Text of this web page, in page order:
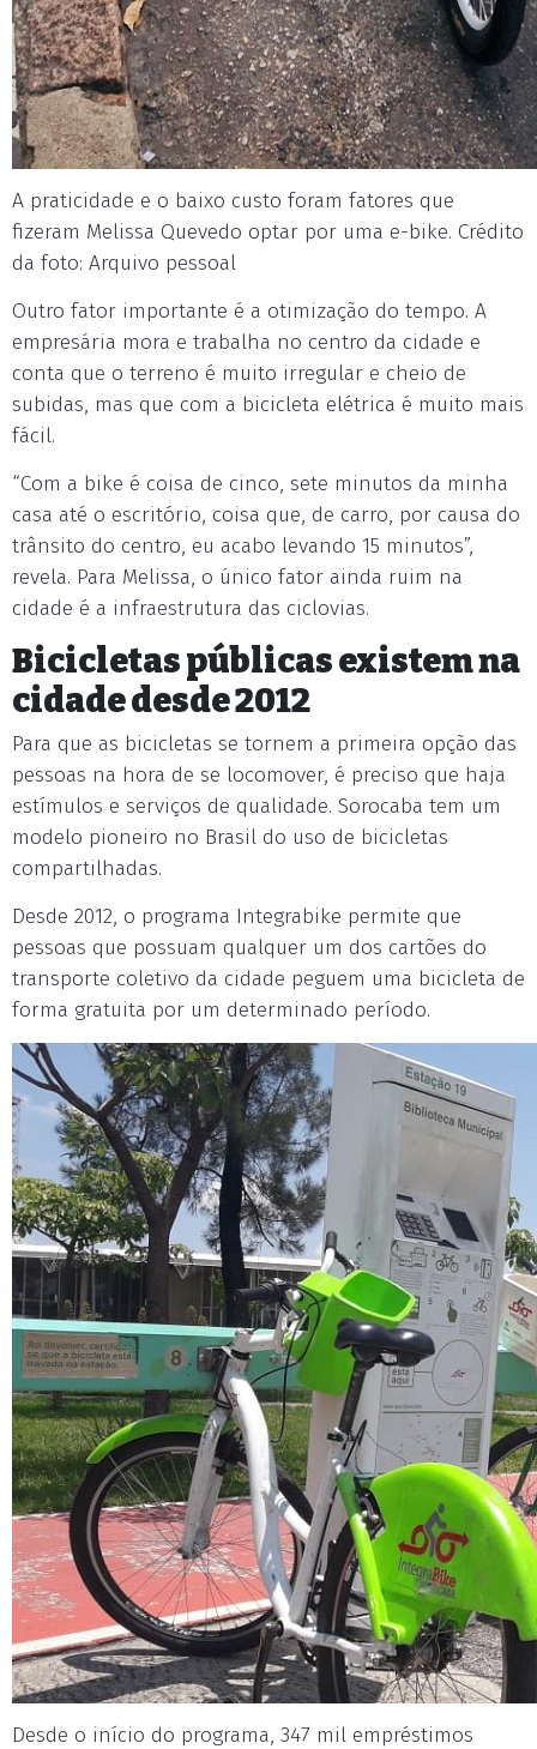
A praticidade e o baixo custo foram fatores que
fizeram Melissa Quevedo optar por uma e-bike. Crédito
da foto: Arquivo pessoal
Outro fator importante é a otimização do tempo. A
empresária mora e trabalha no centro da cidade e
conta que o terreno é muito irregular e cheio de
subidas, mas que com a bicicleta elétrica é muito mais
fácil.
“Com a bike é coisa de cinco, sete minutos da minha
casa até o escritório, coisa que, de carro, por causa do
trânsito do centro, eu acabo levando 15 minutos”,
revela. Para Melissa, o único fator ainda ruim na
cidade é a infraestrutura das ciclovias.
Bicicletas públicas existem na
cidade desde 2012
Para que as bicicletas se tornem a primeira opção das
pessoas na hora de se locomover, é preciso que haja
estímulos e serviços de qualidade. Sorocaba tem um
modelo pioneiro no Brasil do uso de bicicletas
compartilhadas.
Desde 2012, o programa Integrabike permite que
pessoas que possuam qualquer um dos cartões do
transporte coletivo da cidade peguem uma bicicleta de
forma gratuita por um determinado período.
Desde o início do programa, 347 mil empréstimos